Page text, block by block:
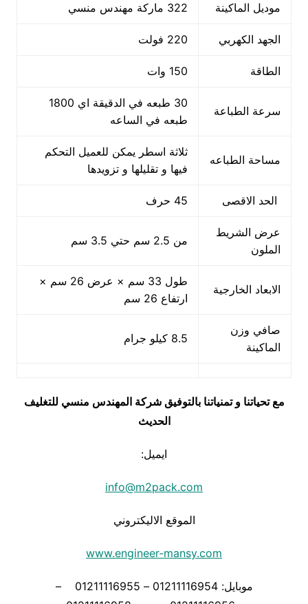
موديل الماكينة 322 ماركة مهندس منسي
الجهد الكهربي 220 فولت
الطاقة 150 وات
سرعة الطباعة
30 طبعه في الدقيقة اي 1800
طبعه في الساعه
مساحة الطباعه
ثلاثة اسطر يمكن للعميل التحكم
فيها و تقليلها و تزويدها
الحد الاقصى 45 حرف
عرض الشريط
الملون
من 2.5 سم حتي 3.5 سم
الابعاد الخارجية
طول 33 سم × عرض 26 سم ×
ارتفاع 26 سم
صافي وزن
الماكينة
8.5 كيلو جرام
مع تحياتنا و تمنياتنا بالتوفيق شركة المهندس منسي للتغليف
الحديث
ايميل:
info@m2pack.com
الموقع الاليكتروني
www.engineer-mansy.com
موبايل: 01211116954 – 01211116955 –